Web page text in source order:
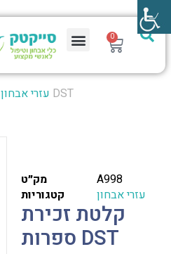
0
עזרי אבחון / קלטת זכירת ספרות DST
מק״ט
A998
קטגוריות
עזרי אבחון
קלטת זכירת
ספרות DST